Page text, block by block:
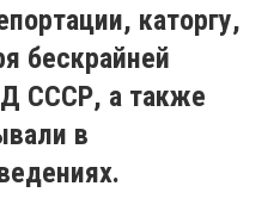
каторгу,
бескрайней
СССР, а также
в